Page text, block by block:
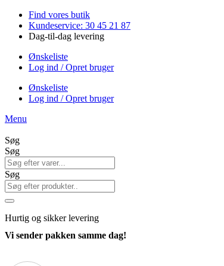
Videre
indhold
Find vores butik
Kundeservice: 30 45 21 87
Dag-til-dag levering
Ønskeliste
Log ind / Opret bruger
Ønskeliste
Log ind / Opret bruger
Menu
Søg
Søg
Søg
Hurtig og sikker levering
Vi sender pakken samme dag!